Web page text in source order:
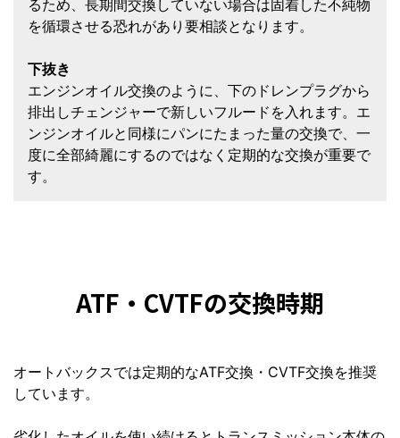
るため、長期間交換していない場合は固着した不純物
を循環させる恐れがあり要相談となります。
下抜き
エンジンオイル交換のように、下のドレンプラグから
排出しチェンジャーで新しいフルードを入れます。エ
ンジンオイルと同様にパンにたまった量の交換で、一
度に全部綺麗にするのではなく定期的な交換が重要で
す。
ATF・CVTFの交換時期
オートバックスでは定期的なATF交換・CVTF交換を推奨
しています。